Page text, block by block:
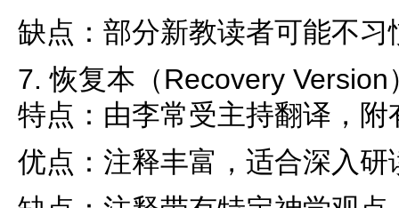
缺点：部分新教读者可能不习
7. 恢复本（Recovery Version
特点：由李常受主持翻译，
优点：注释丰富，适合深入研